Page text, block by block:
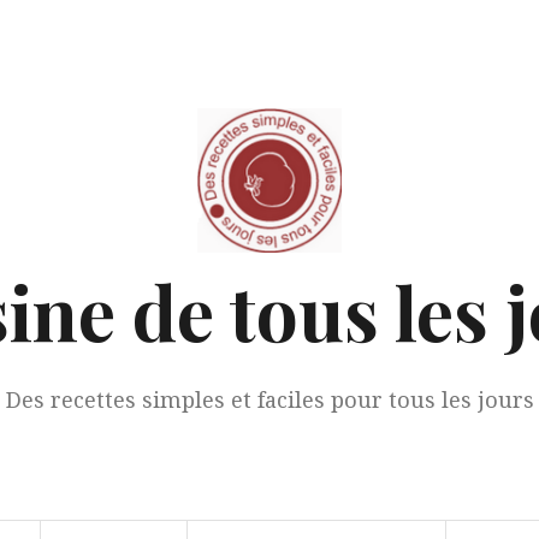
de tous les
Des recettes simples et faciles pour tous les jours